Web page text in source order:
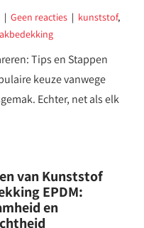
|Geen reacties | kunststof,
Tips en Stappen
keuze vanwege
Echter, net als elk
van Kunststof
EPDM:
en